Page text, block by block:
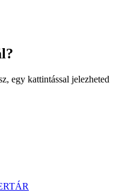
egy kattintással jelezheted